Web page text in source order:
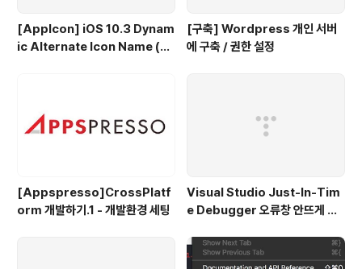
[AppIcon] iOS 10.3 Dynam
ic Alternate Icon Name (동
[구축] Wordpress 개인 서버
에 구축 / 권한 설정
[Appspresso]CrossPlatf
orm 개발하기.1 - 개발환경 세팅
Visual Studio Just-In-Tim
e Debugger 오류창 안뜨게 하